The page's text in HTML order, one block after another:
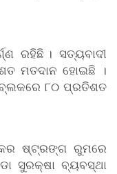
ରହିଛି । ସତ୍ୟବାଦୀ
ମତଦାନ ହୋଇଛି ।
ବ୍ଲକରେ ୮୦ ପ୍ରତିଶତ
ଷ୍ଟ୍ରଙ୍ଗ ରୁମରେ
ସୁରକ୍ଷା ବ୍ୟବସ୍ଥା